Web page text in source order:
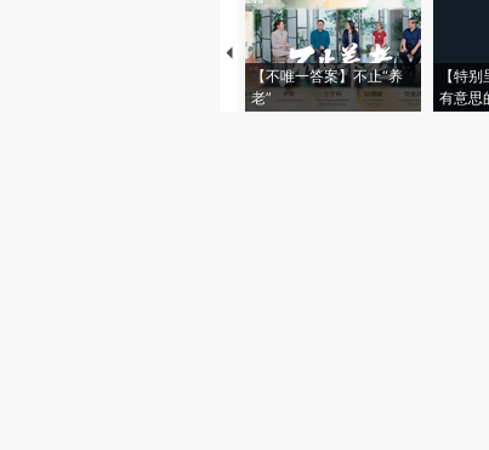
【不唯一答案】不止“养
老”
【特
有意思